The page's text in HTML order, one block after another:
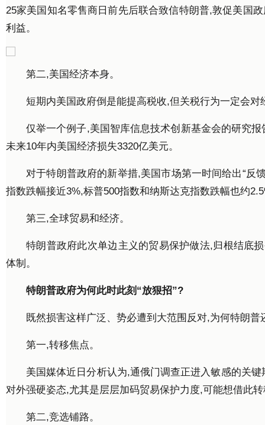
25家美国知名零售商日前先后联合致信特朗普,敦促美国
利益。
第二,美国经济本身。
短期内美国政府倒是能提高税收,但关税行为一定会对
仅举一个例子,美国智库信息技术创新基金会的研究
未来10年内美国经济损失3320亿美元。
对于特朗普政府的新举措,美国市场第一时间给出“反
指数跌幅接近3%,标普500指数和纳斯达克指数跌幅也约
第三,全球贸易和经济。
特朗普政府此次单边主义的贸易保护做法,归根结
体制。
特朗普政府为何此时此刻“放狠招”?
既然损害这样广泛、势必遭到大范围反对,为何特朗普
第一,转移焦点。
美国媒体近日分析认为,通俄门调查正进入敏感的关
对外强硬姿态,尤其是层层加码贸易保护力度,可能想借此
第二,竞选铺路。